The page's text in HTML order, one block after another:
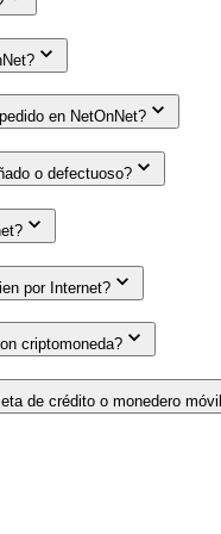
en NetOnNet?
o defectuoso?
por Internet?
criptomoneda?
de crédito o monedero